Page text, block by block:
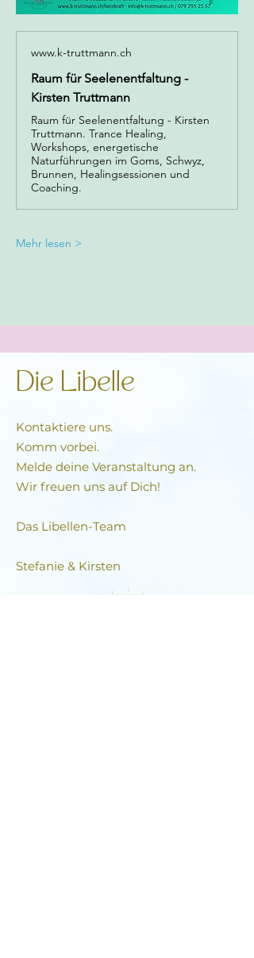
www.k-truttmann.ch
Raum für Seelenentfaltung -
Kirsten Truttmann
Raum für Seelenentfaltung - Kirsten
Truttmann. Trance Healing,
Workshops, energetische
Naturführungen im Goms, Schwyz,
Brunnen, Healingsessionen und
Coaching.
Mehr lesen >
Die Libelle
Kontaktiere uns.
Komm vorbei.
Melde deine Veranstaltung an.
Wir freuen uns auf Dich!
Das Libellen-Team​
Stefanie & Kirsten